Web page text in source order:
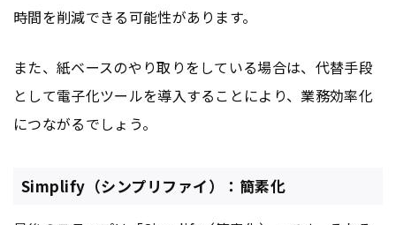
時間を削減できる可能性があります。
また、紙ベースのやり取りをしている場合は、代替手段
として電子化ツールを導入することにより、業務効率化
につながるでしょう。
Simplify（シンプリファイ）：簡素化